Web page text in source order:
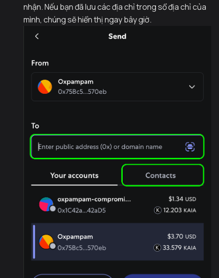
nhận. Nếu bạn đã lưu các địa chỉ trong sổ địa chỉ của
mình, chúng sẽ hiển thị ngay bây giờ.